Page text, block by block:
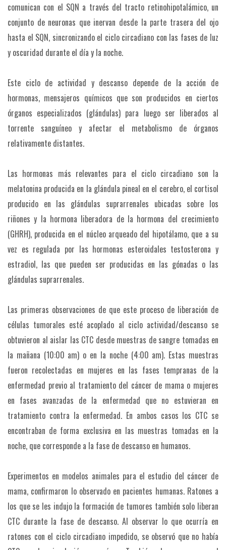
comunican con el SQN a través del tracto retinohipotalámico, un
conjunto de neuronas que inervan desde la parte trasera del ojo
hasta el SQN, sincronizando el ciclo circadiano con las fases de luz
y oscuridad durante el día y la noche.
Este ciclo de actividad y descanso depende de la acción de
hormonas, mensajeros químicos que son producidos en ciertos
órganos especializados (glándulas) para luego ser liberados al
torrente sanguíneo y afectar el metabolismo de órganos
relativamente distantes.
Las hormonas más relevantes para el ciclo circadiano son la
melatonina producida en la glándula pineal en el cerebro, el cortisol
producido en las glándulas suprarrenales ubicadas sobre los
riñones y la hormona liberadora de la hormona del crecimiento
(GHRH), producida en el núcleo arqueado del hipotálamo, que a su
vez es regulada por las hormonas esteroidales testosterona y
estradiol, las que pueden ser producidas en las gónadas o las
glándulas suprarrenales.
Las primeras observaciones de que este proceso de liberación de
células tumorales esté acoplado al ciclo actividad/descanso se
obtuvieron al aislar las CTC desde muestras de sangre tomadas en
la mañana (10:00 am) o en la noche (4:00 am). Estas muestras
fueron recolectadas en mujeres en las fases tempranas de la
enfermedad previo al tratamiento del cáncer de mama o mujeres
en fases avanzadas de la enfermedad que no estuvieran en
tratamiento contra la enfermedad. En ambos casos los CTC se
encontraban de forma exclusiva en las muestras tomadas en la
noche, que corresponde a la fase de descanso en humanos.
Experimentos en modelos animales para el estudio del cáncer de
mama, confirmaron lo observado en pacientes humanas. Ratones a
los que se les indujo la formación de tumores también solo liberan
CTC durante la fase de descanso. Al observar lo que ocurría en
ratones con el ciclo circadiano impedido, se observó que no había